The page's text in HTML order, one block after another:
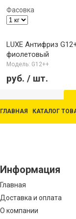
Фасовка
LUXE Антифриз
фиолетовый
Модель: G12++
руб. / шт.
ГЛАВНАЯ КАТАЛОГ
Информация
Главная
Доставка и оплата
О компании